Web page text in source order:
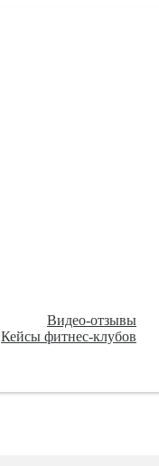
Видео-отзывы
Кейсы фитнес-клубов